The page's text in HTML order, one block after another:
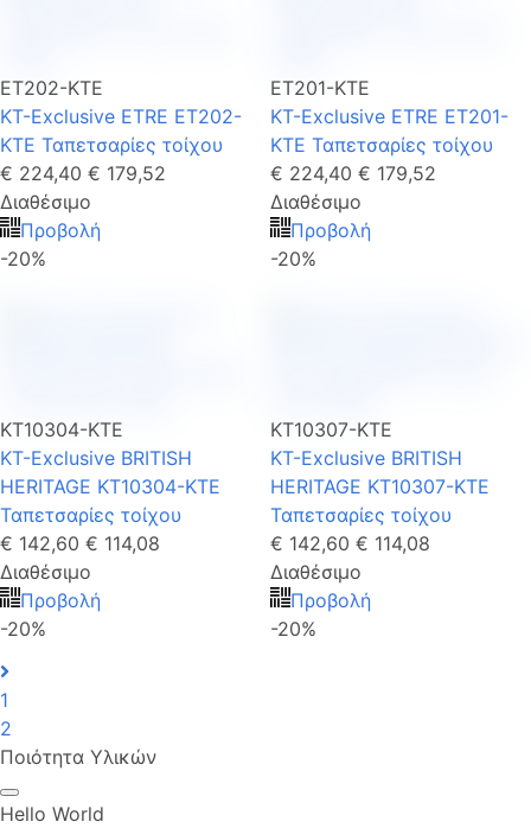
ET202-KTE
KT-Exclusive ETRE ET202-
KTE Ταπετσαρίες τοίχου
€ 224,40 € 179,52
Διαθέσιμο
Προβολή
-20%
ET201-KTE
KT-Exclusive ETRE ET201-
KTE Ταπετσαρίες τοίχου
€ 224,40 € 179,52
Διαθέσιμο
Προβολή
-20%
KT10304-KTE
KT-Exclusive BRITISH
HERITAGE KT10304-KTE
Ταπετσαρίες τοίχου
€ 142,60 € 114,08
Διαθέσιμο
Προβολή
-20%
KT10307-KTE
KT-Exclusive BRITISH
HERITAGE KT10307-KTE
Ταπετσαρίες τοίχου
€ 142,60 € 114,08
Διαθέσιμο
Προβολή
-20%
1
2
Ποιότητα Υλικών
Hello World